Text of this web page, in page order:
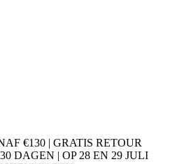
€130 | GRATIS RETOUR
DAGEN | OP 28 EN 29 JULI